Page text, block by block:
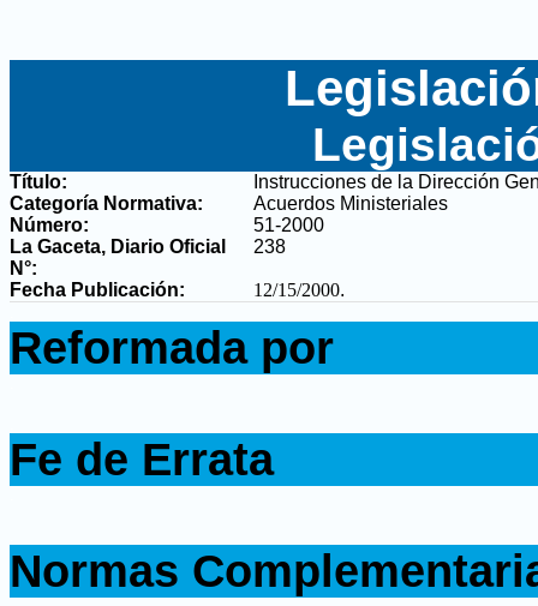
Título:
Instrucciones de la Dirección
Categoría Normativa:
Acuerdos Ministeriales
Número:
51-2000
La Gaceta, Diario Oficial
N°:
238
Fecha Publicación: 12/15/2000.
Reformada por
Fe de Errata
Normas